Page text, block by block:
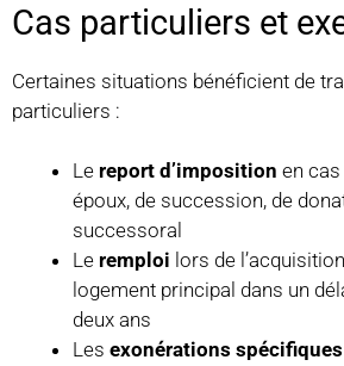
Cas particuliers et
Certaines situations bénéficient de
particuliers :
Le report d’imposition en
époux, de succession, de
successoral
Le remploi lors de
logement principal dans un
deux ans
Les exonérations spécifiques